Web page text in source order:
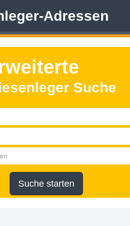
Adressen
Suche
Suche starten